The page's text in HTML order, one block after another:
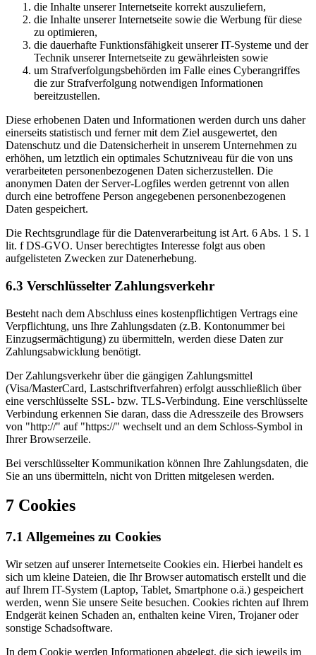
die Inhalte unserer Internetseite korrekt auszuliefern,
die Inhalte unserer Internetseite sowie die Werbung für diese
zu optimieren,
die dauerhafte Funktionsfähigkeit unserer IT-Systeme und der
Technik unserer Internetseite zu gewährleisten sowie
um Strafverfolgungsbehörden im Falle eines Cyberangriffes
die zur Strafverfolgung notwendigen Informationen
bereitzustellen.
Diese erhobenen Daten und Informationen werden durch uns daher
einerseits statistisch und ferner mit dem Ziel ausgewertet, den
Datenschutz und die Datensicherheit in unserem Unternehmen zu
erhöhen, um letztlich ein optimales Schutzniveau für die von uns
verarbeiteten personenbezogenen Daten sicherzustellen. Die
anonymen Daten der Server-Logfiles werden getrennt von allen
durch eine betroffene Person angegebenen personenbezogenen
Daten gespeichert.
Die Rechtsgrundlage für die Datenverarbeitung ist Art. 6 Abs. 1 S. 1
lit. f DS-GVO. Unser berechtigtes Interesse folgt aus oben
aufgelisteten Zwecken zur Datenerhebung.
6.3 Verschlüsselter Zahlungsverkehr
Besteht nach dem Abschluss eines kostenpflichtigen Vertrags eine
Verpflichtung, uns Ihre Zahlungsdaten (z.B. Kontonummer bei
Einzugsermächtigung) zu übermitteln, werden diese Daten zur
Zahlungsabwicklung benötigt.
Der Zahlungsverkehr über die gängigen Zahlungsmittel
(Visa/MasterCard, Lastschriftverfahren) erfolgt ausschließlich über
eine verschlüsselte SSL- bzw. TLS-Verbindung. Eine verschlüsselte
Verbindung erkennen Sie daran, dass die Adresszeile des Browsers
von "http://" auf "https://" wechselt und an dem Schloss-Symbol in
Ihrer Browserzeile.
Bei verschlüsselter Kommunikation können Ihre Zahlungsdaten, die
Sie an uns übermitteln, nicht von Dritten mitgelesen werden.
7 Cookies
7.1 Allgemeines zu Cookies
Wir setzen auf unserer Internetseite Cookies ein. Hierbei handelt es
sich um kleine Dateien, die Ihr Browser automatisch erstellt und die
auf Ihrem IT-System (Laptop, Tablet, Smartphone o.ä.) gespeichert
werden, wenn Sie unsere Seite besuchen. Cookies richten auf Ihrem
Endgerät keinen Schaden an, enthalten keine Viren, Trojaner oder
sonstige Schadsoftware.
In dem Cookie werden Informationen abgelegt, die sich jeweils im